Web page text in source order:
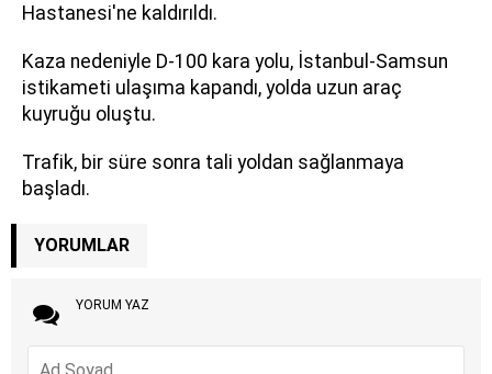
Hastanesi'ne kaldırıldı.
Kaza nedeniyle D-100 kara yolu, İstanbul-Samsun
istikameti ulaşıma kapandı, yolda uzun araç
kuyruğu oluştu.
Trafik, bir süre sonra tali yoldan sağlanmaya
başladı.
YORUMLAR
YORUM YAZ